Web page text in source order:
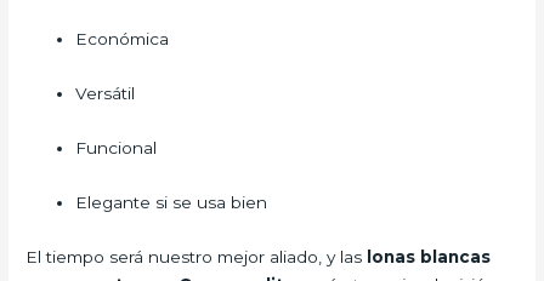
Económica
Versátil
Funcional
Elegante si se usa bien
El tiempo será nuestro mejor aliado, y las lonas blancas